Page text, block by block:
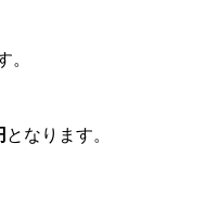
。
となります。